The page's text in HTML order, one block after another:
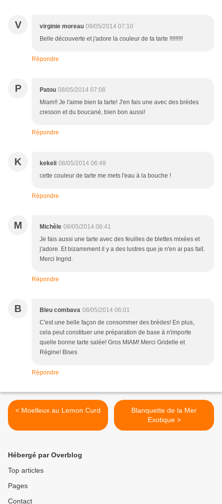
V virginie moreau 08/05/2014 07:10
Belle découverte et j'adore la couleur de ta tarte !!!!!!!!!
Répondre
P Patou 08/05/2014 07:08
Miam!! Je l'aime bien ta tarte! J'en fais une avec des brèdes
cresson et du boucané, bien bon aussi!
Répondre
K kekeli 08/05/2014 06:49
cette couleur de tarte me mets l'eau à la bouche !
Répondre
M Michèle 08/05/2014 06:41
Je fais aussi une tarte avec des feuilles de blettes mixées et
j'adore. Et bizarrement il y a des lustres que je n'en ai pas fait.
Merci Ingrid.
Répondre
B Bleu combava 08/05/2014 06:01
C'est une belle façon de consommer des brèdes! En plus,
cela peut constituer une préparation de base à n'importe
quelle bonne tarte salée! Gros MIAM! Merci Gridelle et
Régine! Bises
Répondre
< Moelleux au Lemon Curd
Blanquette de la Mer
Exotique >
Hébergé par Overblog
Top articles
Pages
Contact